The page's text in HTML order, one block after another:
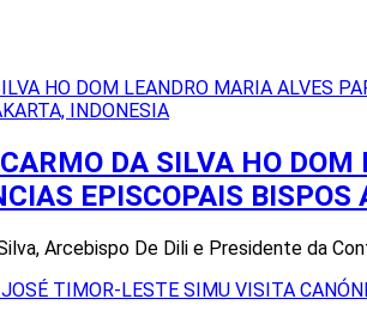
DA SILVA HO
EPISCOPAIS
Arcebispo De Dili e Presidente da